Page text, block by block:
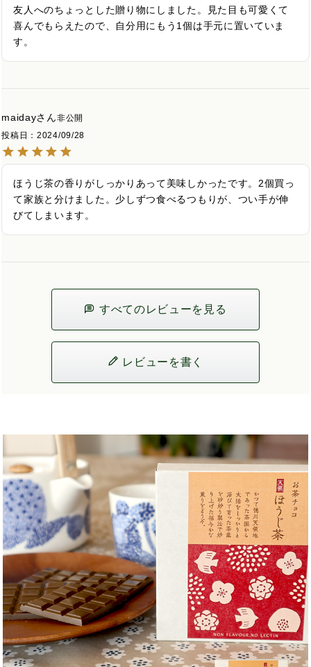
友人へのちょっとした贈り物にしました。見た目も可愛くて
喜んでもらえたので、自分用にもう1個は手元に置いていま
す。
maiday
非公開
投稿日
2024/09/28
ほうじ茶の香りがしっかりあって美味しかったです。2個買っ
て家族と分けました。少しずつ食べるつもりが、つい手が伸
びてしまいます。
すべてのレビューを見る
レビューを書く